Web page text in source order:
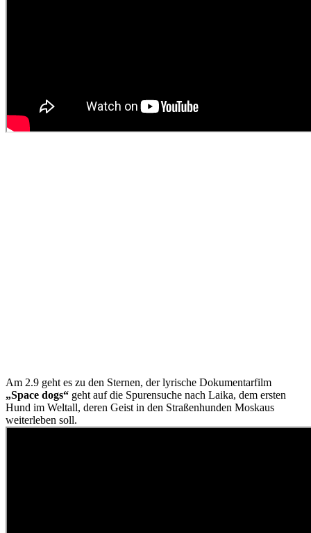
Am 2.9 geht es zu den Sternen, der lyrische Dokumentarfilm
„Space dogs“ geht auf die Spurensuche nach Laika, dem ersten
Hund im Weltall, deren Geist in den Straßenhunden Moskaus
weiterleben soll.